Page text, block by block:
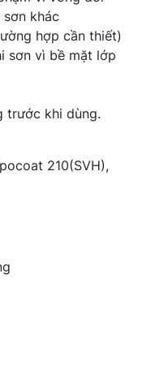
khác
hợp cần thiết)
sơn vì bề mặt lớp
trước khi dùng.
210(SVH),